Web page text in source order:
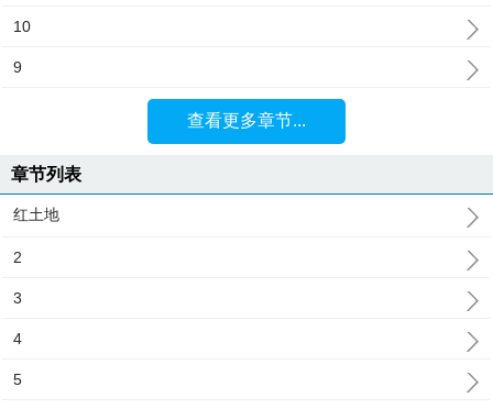
10
9
查看更多章节...
章节列表
红土地
2
3
4
5